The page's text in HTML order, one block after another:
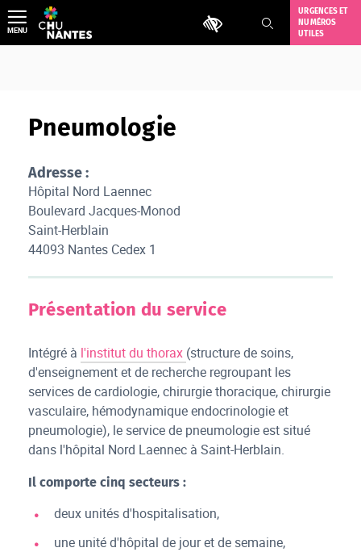
Aller
au
contenu
Outils d'accessibilité
URGENCES ET
NUMÉROS
UTILES
MENU
Pneumologie
Adresse :
Hôpital Nord Laennec
Boulevard Jacques-Monod
Saint-Herblain
44093 Nantes Cedex 1
Présentation du service
Intégré à l'institut du thorax (structure de soins,
d'enseignement et de recherche regroupant les
services de cardiologie, chirurgie thoracique, chirurgie
vasculaire, hémodynamique endocrinologie et
pneumologie), le service de pneumologie est situé
dans l'hôpital Nord Laennec à Saint-Herblain.
Il comporte cinq secteurs :
deux unités d'hospitalisation,
une unité d'hôpital de jour et de semaine,